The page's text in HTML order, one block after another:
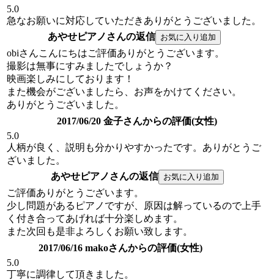
5.0
急なお願いに対応していただきありがとうございました。
あやせピアノさんの返信
obiさんこんにちはご評価ありがとうございます。
撮影は無事にすみましたでしょうか？
映画楽しみにしております！
また機会がございましたら、お声をかけてください。
ありがとうございました。
2017/06/20 金子さんからの評価(女性)
5.0
人柄が良く、説明も分かりやすかったです。ありがとうご
ざいました。
あやせピアノさんの返信
ご評価ありがとうございます。
少し問題があるピアノですが、原因は解っているので上手
く付き合ってあげれば十分楽しめます。
また次回も是非よろしくお願い致します。
2017/06/16 makoさんからの評価(女性)
5.0
丁寧に調律して頂きました。